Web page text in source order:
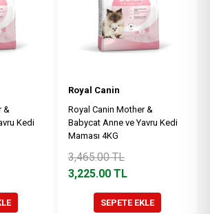
&
Kedi
Royal Canin
Royal Canin Mother &
Babycat Anne ve Yavru Kedi
Maması 4KG
3,465.00TL
3,225.00 TL
SEPETE EKLE